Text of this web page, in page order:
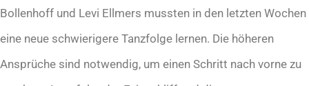
Bollenhoff und Levi Ellmers mussten in den letzten Wochen
eine neue schwierigere Tanzfolge lernen. Die höheren
Ansprüche sind notwendig, um einen Schritt nach vorne zu